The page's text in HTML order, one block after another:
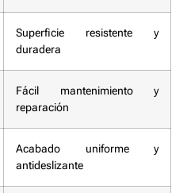
Superficie resistente y
duradera
Fácil mantenimiento y
reparación
Acabado uniforme y
antideslizante